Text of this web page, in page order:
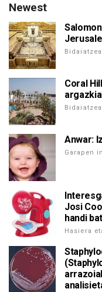
Newest
Bidaiatzea
Coral
Bidaiatzea
Anwar:
Garapen
Josi
handi bat
Hasiera